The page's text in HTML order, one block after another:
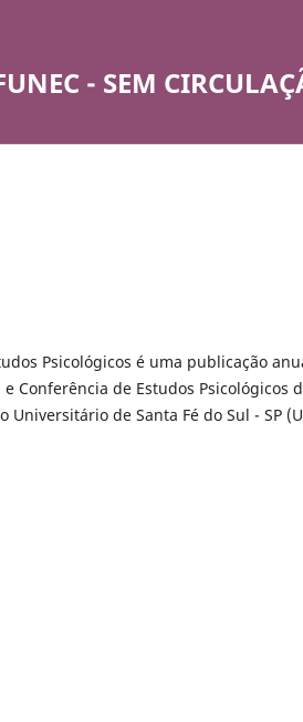
- SEM
Psicológicos é uma publicação
Conferência de Estudos Psicológicos
de Santa Fé do Sul - SP